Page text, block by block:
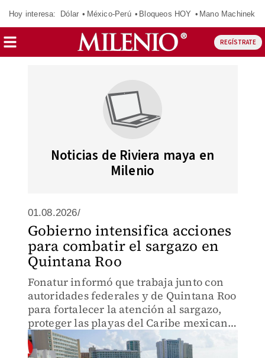
Hoy interesa: Dólar México-Perú Bloqueos HOY Mano Machinek
REGÍSTRATE
Noticias de Riviera maya en
Milenio
01.08.2026/
Gobierno intensifica acciones
para combatir el sargazo en
Quintana Roo
Fonatur informó que trabaja junto con
autoridades federales y de Quintana Roo
para fortalecer la atención al sargazo,
proteger las playas del Caribe mexicano
y aprovechar esta macroalga mediante
proyectos de reciclaje y valorización.